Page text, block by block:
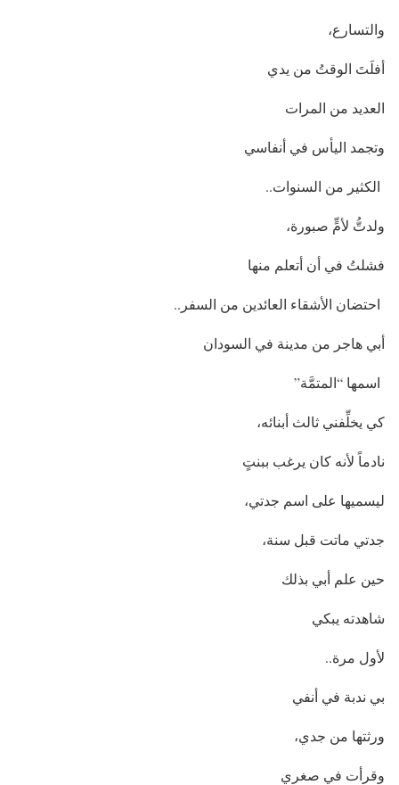
والتسارع،
أفلَتَ الوقتُ من يدي
العديد من المرات
وتجمد اليأس في أنفاسي
الكثير من السنوات..
ولدتُّ لأمٍّ صبورة،
فشلتُ في أن أتعلم منها
احتضان الأشقاء العائدين من السفر..
أبي هاجر من مدينة في السودان
اسمها “المتمَّة”
كي يخلِّفني ثالث أبنائه،
نادماً لأنه كان يرغب ببنتٍ
ليسميها على اسم جدتي،
جدتي ماتت قبل سنة،
حين علم أبي بذلك
شاهدته يبكي
لأول مرة..
بي ندبة في أنفي
ورثتها من جدي،
وقرأت في صغري